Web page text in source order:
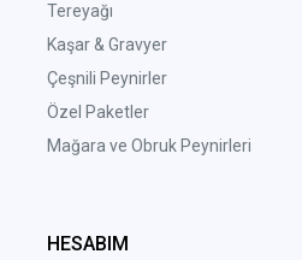
Tereyağı
Kaşar & Gravyer
Çeşnili Peynirler
Özel Paketler
Mağara ve Obruk Peynirleri
HESABIM